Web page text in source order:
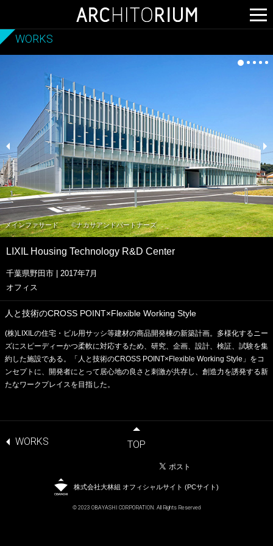
WORKS
メインファサード ©ナカサアンドパートナーズ
LIXIL Housing Technology R&D Center
千葉県野田市 | 2017年7月
オフィス
人と技術のCROSS POINT×Flexible Working Style
(株)LIXILの住宅・ビル用サッシ等建材の商品開発棟の新築計画。多様化するニー
ズにスピーディーかつ柔軟に対応するため、研究、企画、設計、検証、試験を集
約した施設である。「人と技術のCROSS POINT×Flexible Working Style」をコ
ンセプトに、開発者にとって居心地の良さと刺激が共存し、創造力を誘発する新
たなワークプレイスを目指した。
TOP
WORKS
株式会社大林組 オフィシャルサイト (PCサイト)
© 2023 OBAYASHI CORPORATION. All Rights Reserved